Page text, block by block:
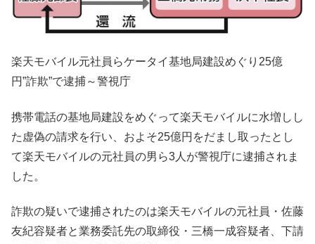
楽天モバイル元社員らケータイ基地局建設めぐり25億
円”詐欺”で逮捕～警視庁
携帯電話の基地局建設をめぐって楽天モバイルに水増しし
た虚偽の請求を行い、およそ25億円をだまし取ったとし
て楽天モバイルの元社員の男ら3人が警視庁に逮捕されま
した。
詐欺の疑いで逮捕されたのは楽天モバイルの元社員・佐藤
友紀容疑者と業務委託先の取締役・三橋一成容疑者、下請